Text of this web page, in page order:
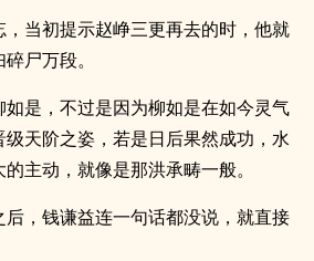
当初提示赵峥三更再去的时，他就
尸万段。
如是，不过是因为柳如是在如今灵气
天阶之姿，若是日后果然成功，水
主动，就像是那洪承畴一般。
，钱谦益连一句话都没说，就直接